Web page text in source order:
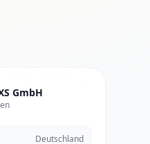
GmbH
Deutschland